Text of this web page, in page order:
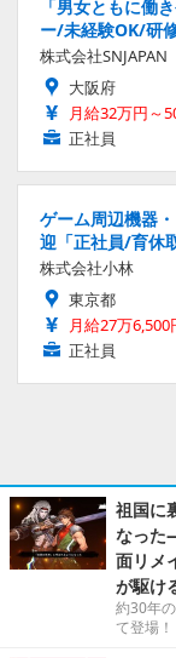
「男女ともに働
ー/未経験OK/研
株式会社SNJAPAN
大阪府
月給32万円～
正社員
ゲーム周辺機器
迎「正社員/育休
株式会社小林
東京都
月給27万
正社員
祖国に
なった
面リメ
が駆け
約30年
て登場！